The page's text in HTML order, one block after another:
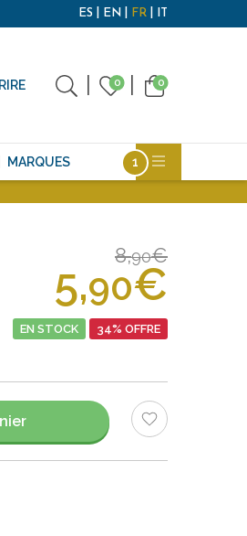
ES EN FR IT
0 0
MARQUES
8,90€
5,90€
EN STOCK 34% OFFRE